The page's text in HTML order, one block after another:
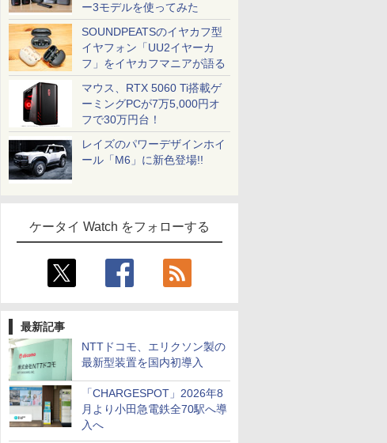
ー3モデルを使ってみた
SOUNDPEATSのイヤカフ型
イヤフォン「UU2イヤーカ
フ」をイヤカフマニアが語る
マウス、RTX 5060 Ti搭載ゲ
ーミングPCが7万5,000円オ
フで30万円台！
レイズのパワーデザインホイ
ール「M6」に新色登場!!
ケータイ Watch をフォローする
最新記事
NTTドコモ、エリクソン製の
最新型装置を国内初導入
「CHARGESPOT」2026年8
月より小田急電鉄全70駅へ導
入へ